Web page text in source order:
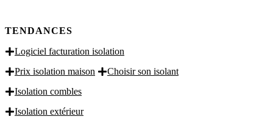
TENDANCES
Logiciel facturation isolation
Prix isolation maison
Choisir son isolant
Isolation combles
Isolation extérieur